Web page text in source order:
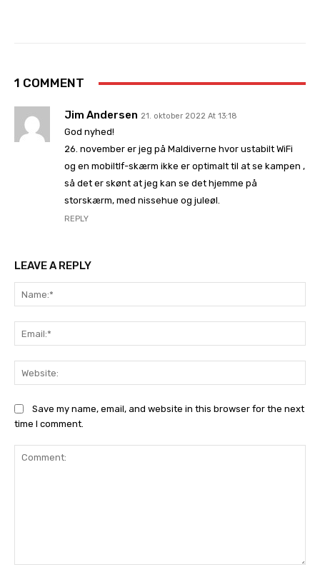
1 COMMENT
Jim Andersen 21. oktober 2022 At 13:18
God nyhed!
26. november er jeg på Maldiverne hvor ustabilt WiFi
og en mobiltlf-skærm ikke er optimalt til at se kampen ,
så det er skønt at jeg kan se det hjemme på
storskærm, med nissehue og juleøl.
REPLY
LEAVE A REPLY
Save my name, email, and website in this browser for the next
time I comment.